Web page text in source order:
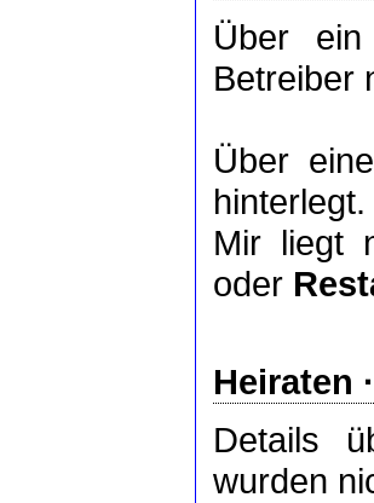
Über
Betreiber
Über
hinterlegt.
Mir liegt
oder
Heiraten
Details
wurden